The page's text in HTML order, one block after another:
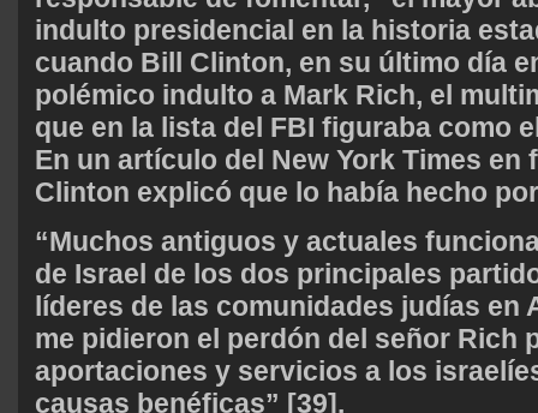
indulto presidencial en la historia
cuando Bill Clinton, en su último día
polémico indulto a Mark Rich, el
que en la lista del FBI figuraba como
En un artículo del New York Times en
Clinton explicó que lo había hecho
“Muchos antiguos y actuales
de Israel de los dos principales
líderes de las comunidades judías en
me pidieron el perdón del señor Rich
aportaciones y servicios a los
causas benéficas” [39].